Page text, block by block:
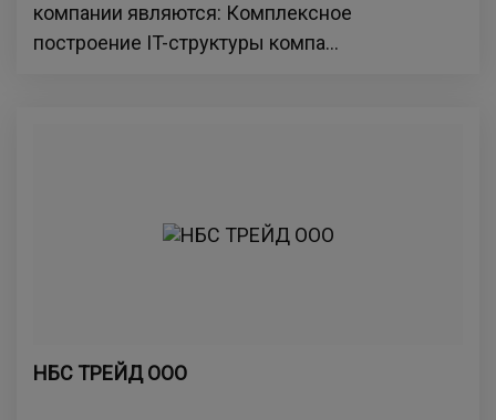
компании являются: Комплексное
построение IT-структуры компа...
НБС ТРЕЙД ООО